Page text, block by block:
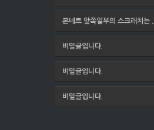
본네트 앞쪽일부의 스크래치는 ...
비밀글입니다.
비밀글입니다.
비밀글입니다.